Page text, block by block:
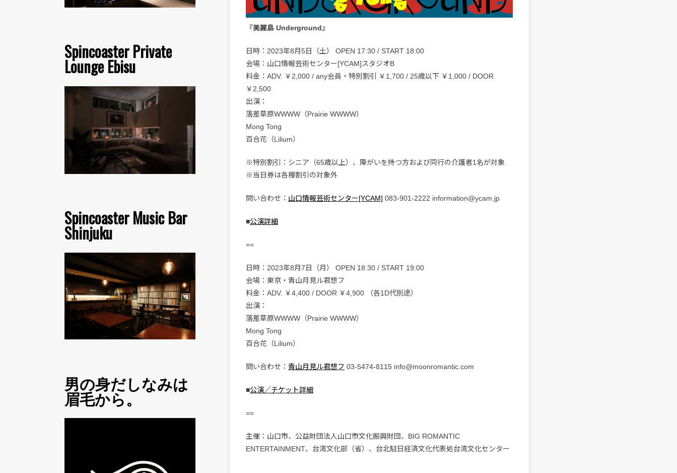
Spincoaster Private
Lounge Ebisu
Spincoaster Music Bar
Shinjuku
男の身だしなみは
眉毛から。
『美麗島 Underground』
日時：2023年8月5日（土） OPEN 17:30 / START 18:00
会場：山口情報芸術センター[YCAM]スタジオB
料金：ADV. ￥2,000 / any会員・特別割引 ￥1,700 / 25歳以下 ￥1,000 / DOOR
￥2,500
出演：
落差草原WWWW（Prairie WWWW）
Mong Tong
百合花（Lilium）
※特別割引：シニア（65歳以上）、障がいを持つ方および同行の介護者1名が対象
※当日券は各種割引の対象外
問い合わせ： 山口情報芸術センター[YCAM] 083-901-2222 information@ycam.jp
■公演詳細
==
日時：2023年8月7日（月） OPEN 18:30 / START 19:00
会場：東京・青山月見ル君想フ
料金：ADV. ￥4,400 / DOOR ￥4,900 （各1D代別途）
出演：
落差草原WWWW（Prairie WWWW）
Mong Tong
百合花（Lilium）
問い合わせ： 青山月見ル君想フ 03-5474-8115 info@moonromantic.com
■公演／チケット詳細
==
主催：山口市、公益財団法人山口市文化振興財団、BIG ROMANTIC
ENTERTAINMENT、台湾文化部（省）、台北駐日経済文化代表処台湾文化センター